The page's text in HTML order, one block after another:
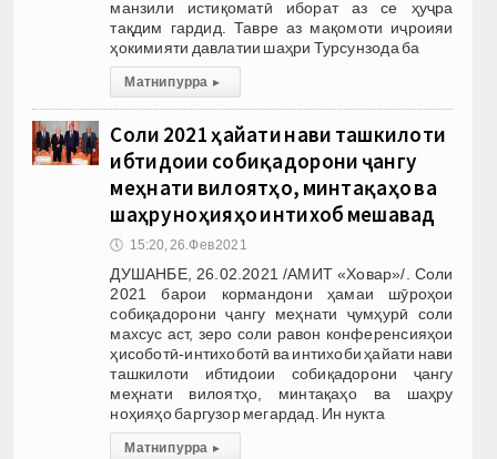
манзили истиқоматӣ иборат аз се ҳуҷра
тақдим гардид. Тавре аз мақомоти иҷроияи
ҳокимияти давлатии шаҳри Турсунзода ба
Матни пурра ▸
Соли 2021 ҳайати нави ташкилоти
ибтидоии собиқадорони ҷангу
меҳнати вилоятҳо, минтақаҳо ва
шаҳру ноҳияҳо интихоб мешавад
🕔 15:20, 26.Фев 2021
ДУШАНБЕ, 26.02.2021 /АМИТ «Ховар»/. Соли
2021 барои кормандони ҳамаи шӯроҳои
собиқадорони ҷангу меҳнати ҷумҳурӣ соли
махсус аст, зеро соли равон конференсияҳои
ҳисоботӣ-интихоботӣ ва интихоби ҳайати нави
ташкилоти ибтидоии собиқадорони ҷангу
меҳнати вилоятҳо, минтақаҳо ва шаҳру
ноҳияҳо баргузор мегардад. Ин нукта
Матни пурра ▸